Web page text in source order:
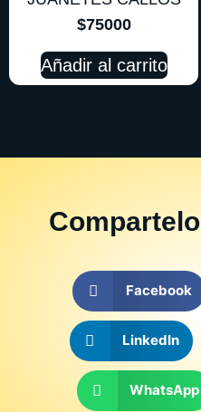
$75000
Añadir al carrito
Compartelo
Facebook
LinkedIn
WhatsApp